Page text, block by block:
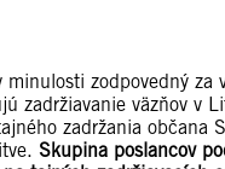
zodpovedný
zadržiavanie väzňov v
zadržania občana
Skupina poslancov